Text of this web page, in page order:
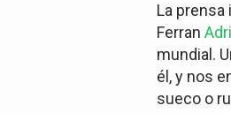
La
Ferran
mundial.
él, y nos
sueco o